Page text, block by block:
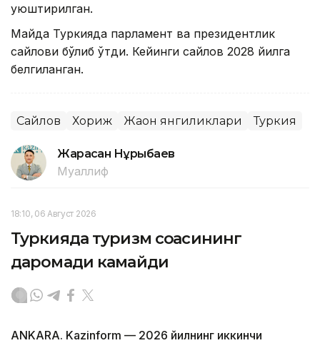
уюштирилган.
Майда Туркияда парламент ва президентлик
сайлови бўлиб ўтди. Кейинги сайлов 2028 йилга
белгиланган.
Сайлов Хориж Жаҳон янгиликлари Туркия
Жарасқан Нұрыбаев
Муаллиф
18:10, 06 Август 2026
Туркияда туризм соҳасининг
даромади камайди
ANKARA. Kazinform — 2026 йилнинг иккинчи